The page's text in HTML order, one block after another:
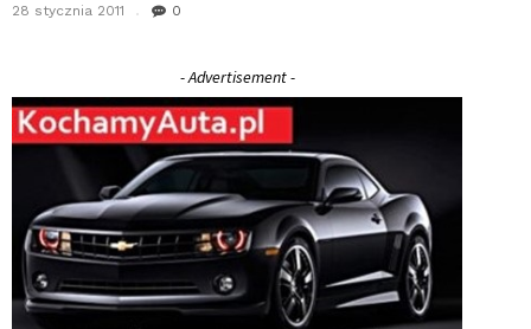
28 stycznia 2011 0
- Advertisement -